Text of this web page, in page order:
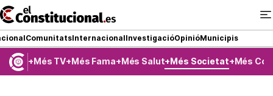
Ir
al
contenido
ComunitatsInternacionalInvestigacióOpinióMunicipis
Més TV Més Fama Més Salut Més Societat Més